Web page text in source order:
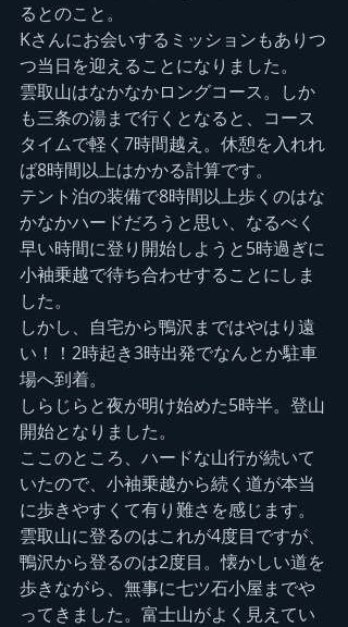
るとのこと。
Kさんにお会いするミッションもありつ
つ当日を迎えることになりました。
雲取山はなかなかロングコース。しか
も三条の湯まで行くとなると、コース
タイムで軽く7時間越え。休憩を入れれ
ば8時間以上はかかる計算です。
テント泊の装備で8時間以上歩くのはな
かなかハードだろうと思い、なるべく
早い時間に登り開始しようと5時過ぎに
小袖乗越で待ち合わせすることにしま
した。
しかし、自宅から鴨沢まではやはり遠
い！！2時起き3時出発でなんとか駐車
場へ到着。
しらじらと夜が明け始めた5時半。登山
開始となりました。
ここのところ、ハードな山行が続いて
いたので、小袖乗越から続く道が本当
に歩きやすくて有り難さを感じます。
雲取山に登るのはこれが4度目ですが、
鴨沢から登るのは2度目。懐かしい道を
歩きながら、無事に七ツ石小屋までや
ってきました。富士山がよく見えてい